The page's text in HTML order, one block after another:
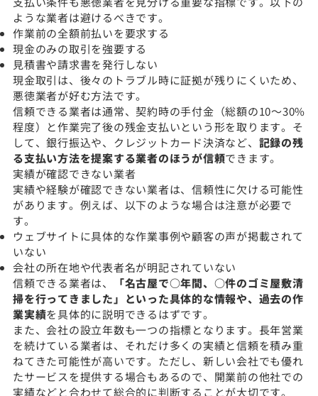
ような業者は避けるべきです。
作業前の全額前払いを要求する
現金のみの取引を強要する
見積書や請求書を発行しない
現金取引は、後々のトラブル時に証拠が残りにくいため、
悪徳業者が好む方法です。
信頼できる業者は通常、契約時の手付金（総額の10〜30%
程度）と作業完了後の残金支払いという形を取ります。そ
して、銀行振込や、クレジットカード決済など、 記録の残
る支払い方法を提案する業者のほうが信頼できます。
実績が確認できない業者
実績や経験が確認できない業者は、信頼性に欠ける可能性
があります。例えば、以下のような場合は注意が必要で
す。
ウェブサイトに具体的な作業事例や顧客の声が掲載されて
いない
会社の所在地や代表者名が明記されていない
信頼できる業者は、
「名古屋で○年間、○件のゴミ屋敷清
掃を行ってきました」といった具体的な情報や、過去の作
業実績を具体的に説明できるはずです。
また、会社の設立年数も一つの指標となります。長年営業
を続けている業者は、それだけ多くの実績と信頼を積み重
ねてきた可能性が高いです。ただし、新しい会社でも優れ
たサービスを提供する場合もあるので、開業前の他社での
実績などと合わせて総合的に判断することが大切です。